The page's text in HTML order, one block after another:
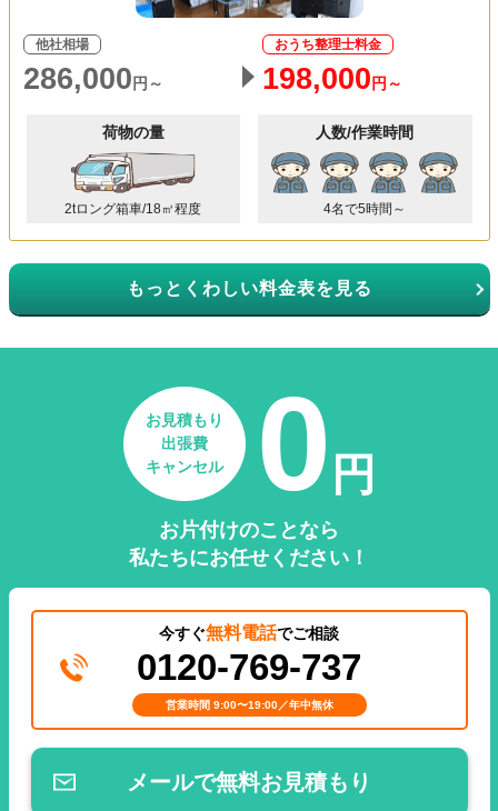
他社相場
286,000 円～
おうち整理士料金
198,000 円～
荷物の量
2tロング箱車/18㎥程度
人数/作業時間
4名で5時間～
もっとくわしい料金表を見る
お見積もり
出張費
キャンセル
0 円
お片付けのことなら
私たちにお任せください！
今すぐ無料電話でご相談
0120-769-737
営業時間 9:00〜19:00／年中無休
メールで無料お見積もり